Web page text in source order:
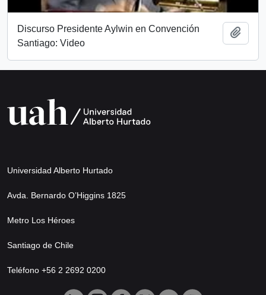
Discurso Presidente Aylwin en Convención
Santiago: Video
Universidad Alberto Hurtado
Avda. Bernardo O’Higgins 1825
Metro Los Héroes
Santiago de Chile
Teléfono +56 2 2692 0200